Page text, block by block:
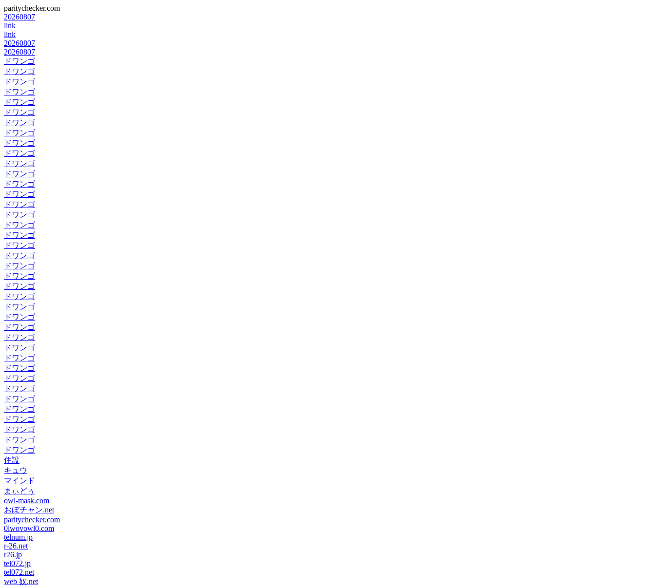
paritychecker.com
20260807
link
link
20260807
20260807
ドワンゴ
ドワンゴ
ドワンゴ
ドワンゴ
ドワンゴ
ドワンゴ
ドワンゴ
ドワンゴ
ドワンゴ
ドワンゴ
ドワンゴ
ドワンゴ
ドワンゴ
ドワンゴ
ドワンゴ
ドワンゴ
ドワンゴ
ドワンゴ
ドワンゴ
ドワンゴ
ドワンゴ
ドワンゴ
ドワンゴ
ドワンゴ
ドワンゴ
ドワンゴ
ドワンゴ
ドワンゴ
ドワンゴ
ドワンゴ
ドワンゴ
ドワンゴ
ドワンゴ
ドワンゴ
ドワンゴ
ドワンゴ
ドワンゴ
ドワンゴ
ドワンゴ
住設
キュウ
マインド
まぃどぅ
owl-mask.com
おぼチャン.net
paritychecker.com
0lwovowl0.com
telnum.jp
r-26.net
r26.jp
tel072.jp
tel072.net
web 奴.net